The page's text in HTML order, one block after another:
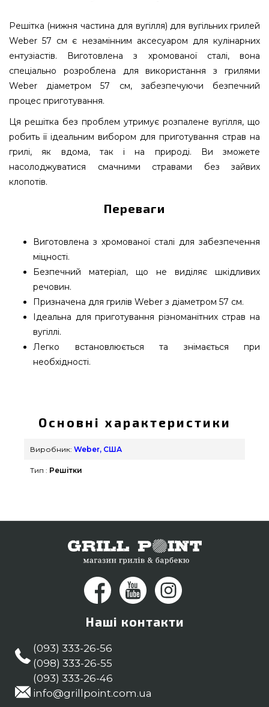
Решітка (нижня частина для вугілля) для вугільних грилей
Weber 57 см є незамінним аксесуаром для кулінарних
ентузіастів. Виготовлена з хромованої сталі, вона
спеціально розроблена для використання з грилями
Weber діаметром 57 см, забезпечуючи безпечний
процес приготування.
Ця решітка без проблем утримує розпалене вугілля, що
робить її ідеальним вибором для приготування страв на
грилі, як вдома, так і на природі. Ви зможете
насолоджуватися смачними стравами без зайвих
клопотів.
Переваги
Виготовлена з хромованої сталі для забезпечення
міцності.
Безпечний матеріал, що не виділяє шкідливих
речовин.
Призначена для грилів Weber з діаметром 57 см.
Ідеальна для приготування різноманітних страв на
вугіллі.
Легко встановлюється та знімається при
необхідності.
купити від кращого виробника Weber, США за
виправданою ціною всего 2 579 грн. в магазині
грилів та аксесуарів GrillPoint. Дивитесь і
GrillPoint. Зателефонуйте нашим експертам на
Черкаси, Чернігів, Чернівці
Основні характеристики
Виробник: Weber, США
Тип : Решітки
Наші контакти
(093) 333-26-56
(098) 333-26-55
(093) 333-26-46
info@grillpoint.com.ua